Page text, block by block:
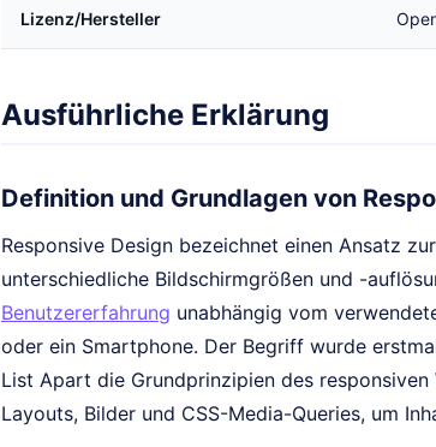
Lizenz/Hersteller
Ausführliche Erklärung
Definition und Grundlagen von
Responsive Design bezeichnet einen Ansatz zur
unterschiedliche Bildschirmgrößen und -
Benutzererfahrung unabhängig vom
oder ein Smartphone. Der Begriff wurde
List Apart die Grundprinzipien des
Layouts, Bilder und CSS-Media-Queries, um